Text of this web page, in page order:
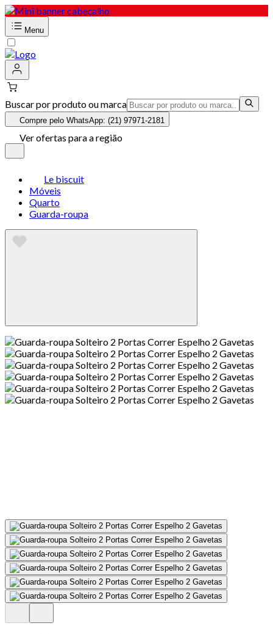
Menu
Buscar por produto ou marca
Compre pelo WhatsApp: (21) 97971-2181
Ver ofertas para a região
Le biscuit
Móveis
Quarto
Guarda-roupa